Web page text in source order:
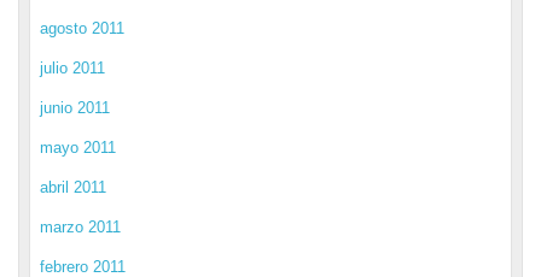
agosto 2011
julio 2011
junio 2011
mayo 2011
abril 2011
marzo 2011
febrero 2011